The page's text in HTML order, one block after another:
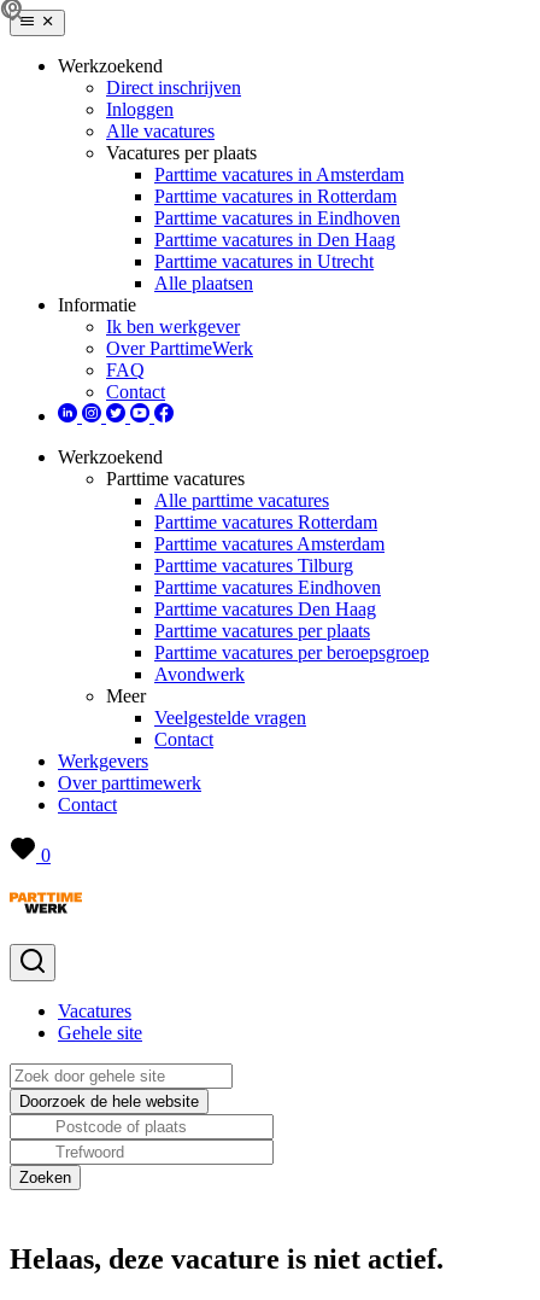
Werkzoekend
Direct inschrijven
Inloggen
Alle vacatures
Vacatures per plaats
Parttime vacatures in Amsterdam
Parttime vacatures in Rotterdam
Parttime vacatures in Eindhoven
Parttime vacatures in Den Haag
Parttime vacatures in Utrecht
Alle plaatsen
Informatie
Ik ben werkgever
Over ParttimeWerk
FAQ
Contact
Werkzoekend
Parttime vacatures
Alle parttime vacatures
Parttime vacatures Rotterdam
Parttime vacatures Amsterdam
Parttime vacatures Tilburg
Parttime vacatures Eindhoven
Parttime vacatures Den Haag
Parttime vacatures per plaats
Parttime vacatures per beroepsgroep
Avondwerk
Meer
Veelgestelde vragen
Contact
Werkgevers
Over parttimewerk
Contact
0
Vacatures
Gehele site
Helaas, deze vacature is niet actief.